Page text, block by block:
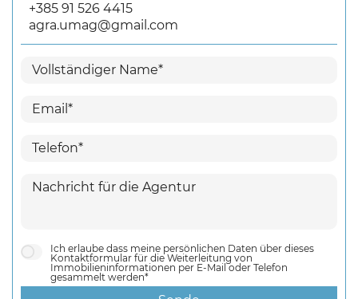
+385 91 526 4415
agra.umag@gmail.com
Ich erlaube dass meine persönlichen Daten über dieses
Kontaktformular für die Weiterleitung von
Immobilieninformationen per E-Mail oder Telefon
gesammelt werden*